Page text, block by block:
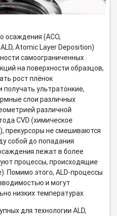
осаждения (АСО,
Atomic Layer Deposition)
самоограниченных
на поверхности образцов,
рост плёнок
ультратонкие,
слои различных
различной
CVD (химическое
прекурсоры не смешиваются
собой до попадания
лежат в более
процессы, происходящие
Помимо этого,ALD-процессы
и могут
низких температурах.
для технологии ALD,